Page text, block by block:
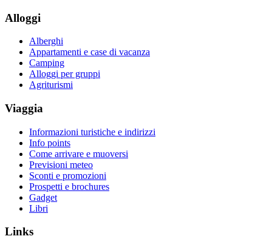
Alloggi
Alberghi
Appartamenti e case di vacanza
Camping
Alloggi per gruppi
Agriturismi
Viaggia
Informazioni turistiche e indirizzi
Info points
Come arrivare e muoversi
Previsioni meteo
Sconti e promozioni
Prospetti e brochures
Gadget
Libri
Links